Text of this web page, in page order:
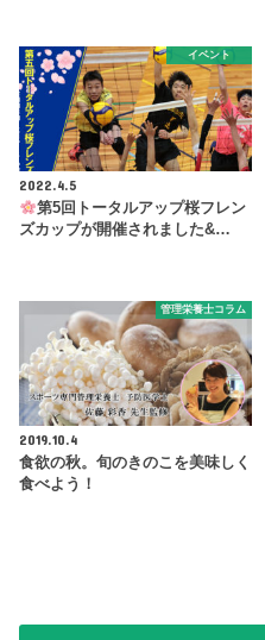
イベント
2022.4.5
第5回トータルアップ桜フレン
ズカップが開催されました&…
管理栄養士コラム
2019.10.4
食欲の秋。旬のきのこを美味しく
食べよう！